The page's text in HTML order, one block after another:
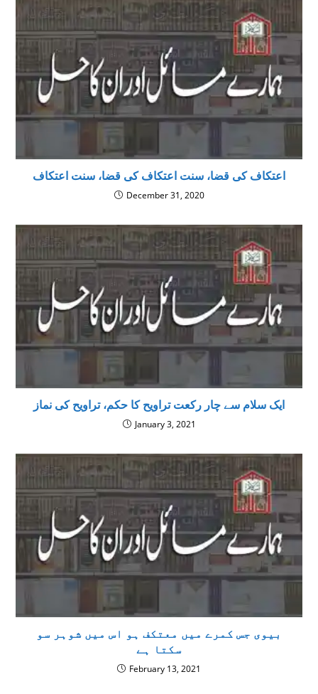
اعتکاف کی قضا، سنت اعتکاف کی قضا، سنت اعتکاف
December 31, 2020
ایک سلام سے چار رکعت تراویح کا حکم، تراویح کی نماز
January 3, 2021
بیوی جس کمرے میں معتکف ہو اس میں شوہر سو
سکتا ہے
February 13, 2021